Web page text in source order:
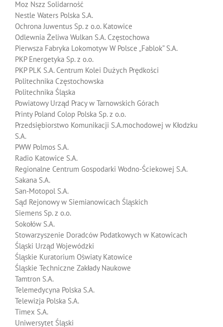
Moz Nszz Solidarność
Nestle Waters Polska S.A.
Ochrona Juwentus Sp. z o.o. Katowice
Odlewnia Żeliwa Wulkan S.A. Częstochowa
Pierwsza Fabryka Lokomotyw W Polsce „Fablok” S.A.
PKP Energetyka Sp. z o.o.
PKP PLK S.A. Centrum Kolei Dużych Prędkości
Politechnika Częstochowska
Politechnika Śląska
Powiatowy Urząd Pracy w Tarnowskich Górach
Printy Poland Colop Polska Sp. z o.o.
Przedsiębiorstwo Komunikacji S.A.mochodowej w Kłodzku
S.A.
PWW Polmos S.A.
Radio Katowice S.A.
Regionalne Centrum Gospodarki Wodno-Ściekowej S.A.
Sakana S.A.
San-Motopol S.A.
Sąd Rejonowy w Siemianowicach Śląskich
Siemens Sp. z o.o.
Sokołów S.A.
Stowarzyszenie Doradców Podatkowych w Katowicach
Śląski Urząd Wojewódzki
Śląskie Kuratorium Oświaty Katowice
Śląskie Techniczne Zakłady Naukowe
Tamtron S.A.
Telemedycyna Polska S.A.
Telewizja Polska S.A.
Timex S.A.
Uniwersytet Śląski